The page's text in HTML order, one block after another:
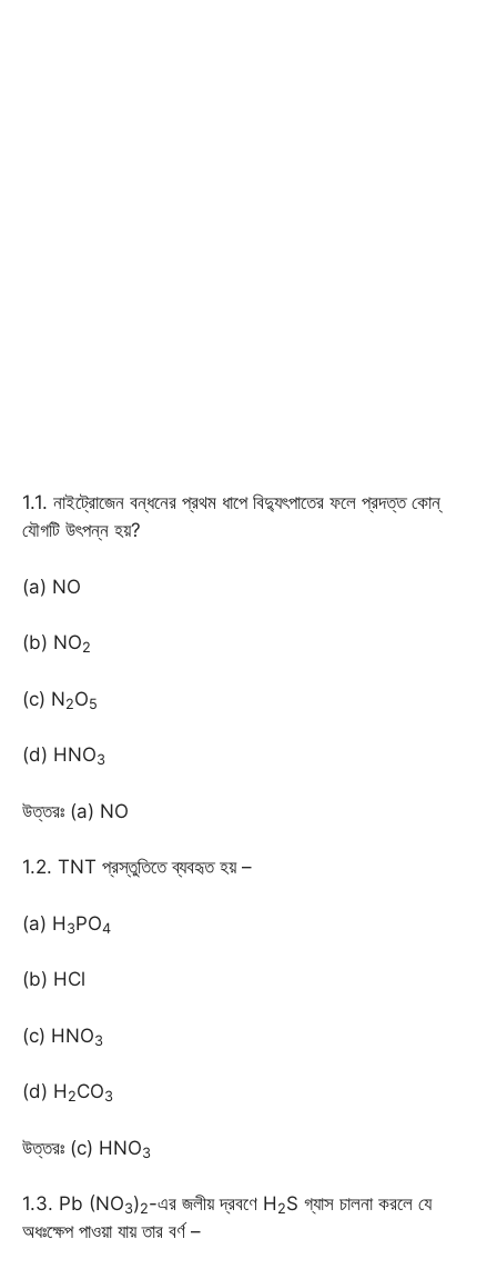
1.1. নাইট্রোজেন বন্ধনের প্রথম ধাপে বিদ্যুৎপাতের ফলে প্রদত্ত কোন্
যৌগটি উৎপন্ন হয়?
(a) NO
(b) NO2
(c) N2O5
(d) HNO3
উত্তরঃ (a) NO
1.2. TNT প্রস্তুতিতে ব্যবহৃত হয় –
(a) H 3PO4
(b) HCl
(c) HNO3
(d) H 2CO3
উত্তরঃ (c) HNO3
1.3. Pb (NO3)2-এর জলীয় দ্রবণে H 2S গ্যাস চালনা করলে যে
অধঃক্ষেপ পাওয়া যায় তার বর্ণ –